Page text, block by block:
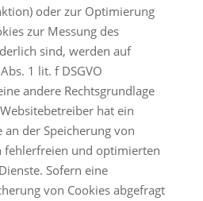
oder zur Optimierung
zur Messung des
sind, werden auf
1 lit. f DSGVO
andere Rechtsgrundlage
hat ein
an der Speicherung von
fehlerfreien und optimierten
Sofern eine
von Cookies abgefragt